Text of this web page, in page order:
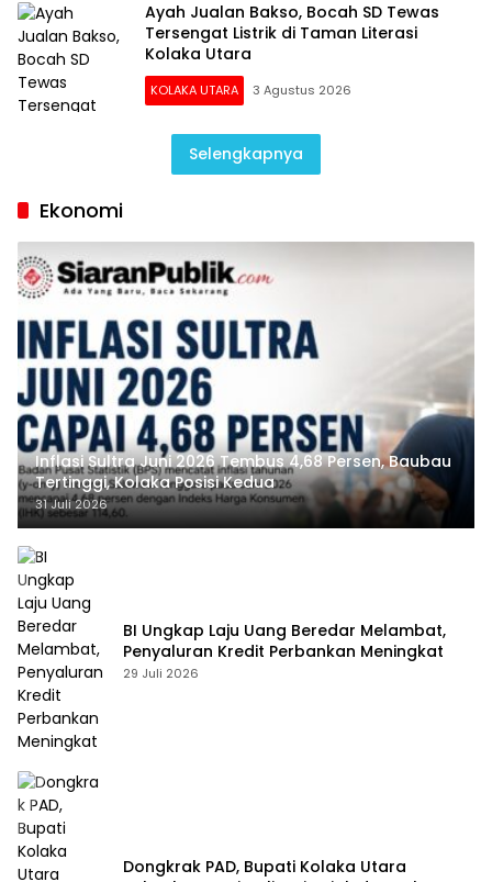
Ayah Jualan Bakso, Bocah SD Tewas
Tersengat Listrik di Taman Literasi
Kolaka Utara
KOLAKA UTARA 3 Agustus 2026
Selengkapnya
Ekonomi
Inflasi Sultra Juni 2026 Tembus 4,68 Persen, Baubau
Tertinggi, Kolaka Posisi Kedua
31 Juli 2026
BI Ungkap Laju Uang Beredar Melambat,
Penyaluran Kredit Perbankan Meningkat
29 Juli 2026
Dongkrak PAD, Bupati Kolaka Utara